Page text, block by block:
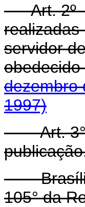
Art. 2º
realizadas
servidor
dezembro
1997)
Art. 3°
Brasília,
105° da